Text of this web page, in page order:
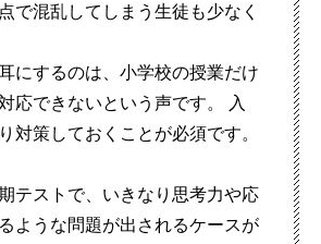
で混乱してしまう生徒も少なく
にするのは、小学校の授業だけ
応できないという声です。 入
対策しておくことが必須です。
テストで、いきなり思考力や応
ような問題が出されるケースが